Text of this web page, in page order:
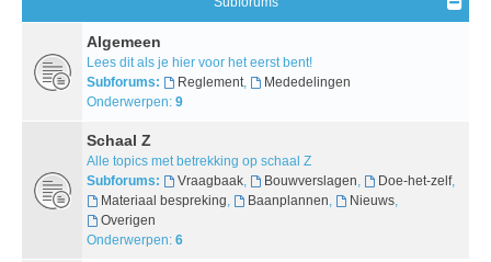
Algemeen
Lees dit als je hier voor het eerst bent!
Subforums:
Reglement,
Mededelingen
Onderwerpen: 9
Schaal Z
Alle topics met betrekking op schaal Z
Subforums:
Vraagbaak, Bouwverslagen, Doe-het-zelf,
Materiaal bespreking, Baanplannen, Nieuws,
Overigen
Onderwerpen: 6